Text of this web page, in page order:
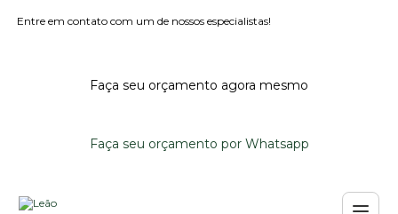
Entre em contato com um de nossos especialistas!
Faça seu orçamento agora mesmo
Faça seu orçamento por Whatsapp